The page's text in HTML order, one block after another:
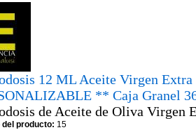
12 ML Aceite Virgen
** Caja Granel
de Aceite de Oliva Virgen
del producto: 15